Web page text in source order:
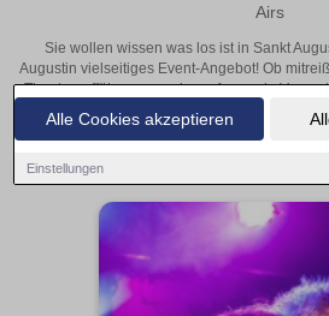
Alle Cookies akzeptieren
Einstellungen
Airs
Sie wollen wissen was los ist in Sankt
Augustin vielseitiges Event-Angebot! Ob
Theateraufführungen oder aufregende
hier finden alles im Überblick